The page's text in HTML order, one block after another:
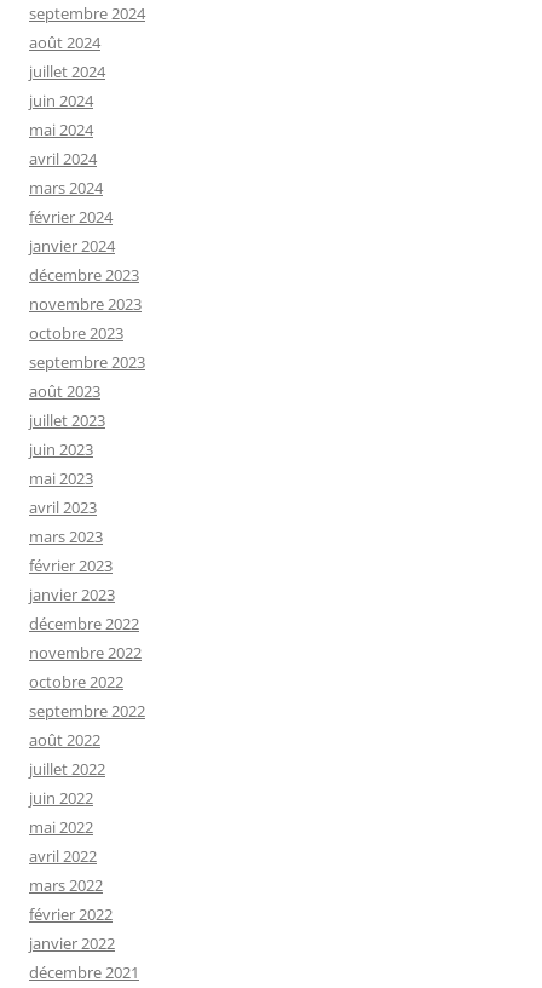
septembre 2024
août 2024
juillet 2024
juin 2024
mai 2024
avril 2024
mars 2024
février 2024
janvier 2024
décembre 2023
novembre 2023
octobre 2023
septembre 2023
août 2023
juillet 2023
juin 2023
mai 2023
avril 2023
mars 2023
février 2023
janvier 2023
décembre 2022
novembre 2022
octobre 2022
septembre 2022
août 2022
juillet 2022
juin 2022
mai 2022
avril 2022
mars 2022
février 2022
janvier 2022
décembre 2021